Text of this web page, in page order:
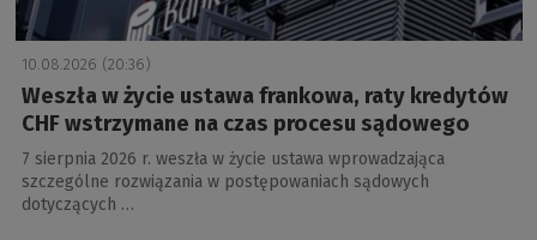
10.08.2026 (20:36)
Weszła w życie ustawa frankowa, raty kredytów
CHF wstrzymane na czas procesu sądowego
7 sierpnia 2026 r. weszła w życie ustawa wprowadzająca
szczególne rozwiązania w postępowaniach sądowych
dotyczących …